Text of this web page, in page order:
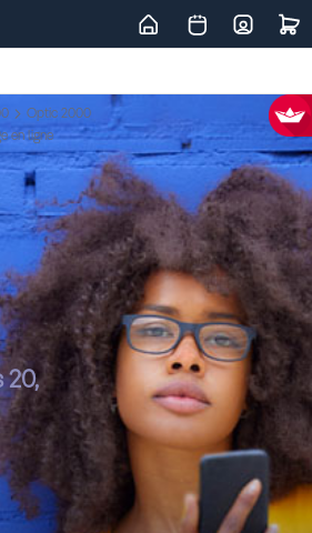
Optic 2000
en ligne
20,